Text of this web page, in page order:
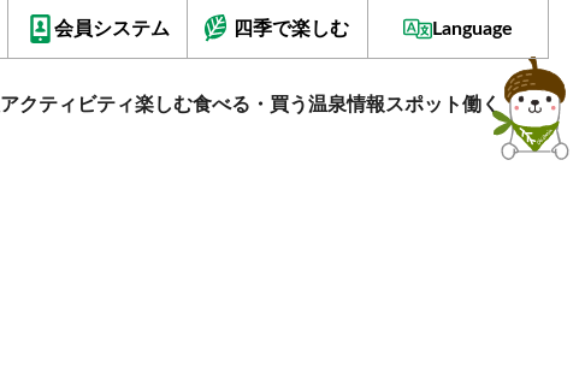
会員システム 四季で楽しむ Language
アクティビティ楽しむ食べる・買う温泉情報スポット働く